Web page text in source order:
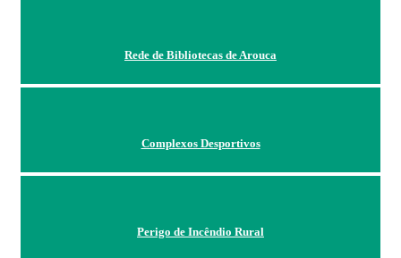
Rede de Bibliotecas de Arouca
Complexos Desportivos
Perigo de Incêndio Rural